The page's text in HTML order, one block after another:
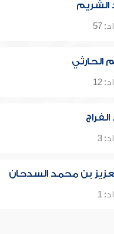
57
الحارثي
12
3
بن محمد السدحان
1